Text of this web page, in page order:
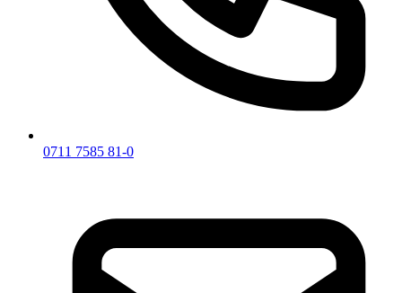
0711 7585 81-0